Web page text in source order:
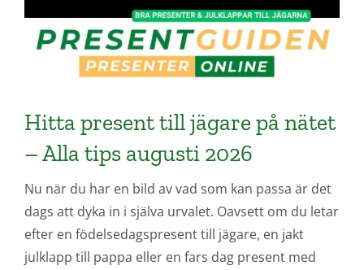
Hitta present till jägare på nätet
– Alla tips augusti 2026
Nu när du har en bild av vad som kan passa är det
dags att dyka in i själva urvalet. Oavsett om du letar
efter en födelsedagspresent till jägare, en jakt
julklapp till pappa eller en fars dag present med